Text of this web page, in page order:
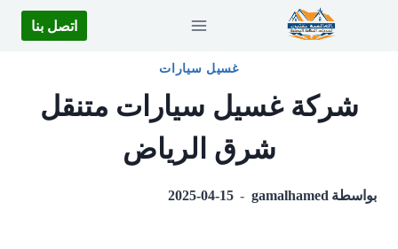
اتصل بنا
غسيل سيارات
شركة غسيل سيارات متنقل
شرق الرياض
بواسطة gamalhamed
2025-04-15